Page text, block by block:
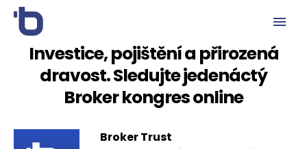
Investice, pojištění a přirozená
dravost. Sledujte jedenáctý
Broker kongres online
Broker Trust